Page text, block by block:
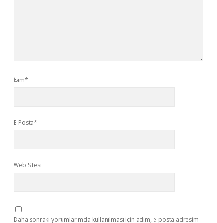
İsim*
E-Posta*
Web Sitesi
Daha sonraki yorumlarımda kullanılması için adım, e-posta adresim